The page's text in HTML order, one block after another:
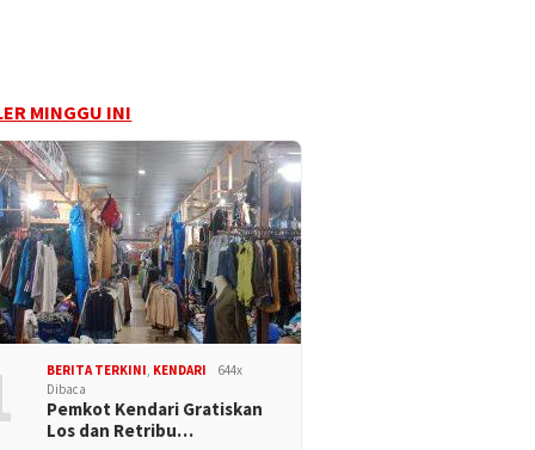
MINGGU INI
BERITA TERKINI KENDARI
644x
Dibaca
Pemkot Kendari Gratiskan
Los dan Retribu…